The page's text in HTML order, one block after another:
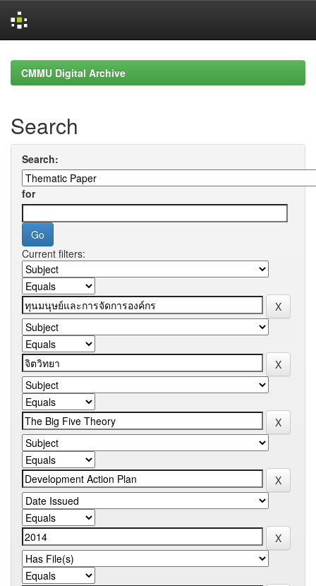
navigationCMMU Digital Archive
Search
Search:
for
Current filters: